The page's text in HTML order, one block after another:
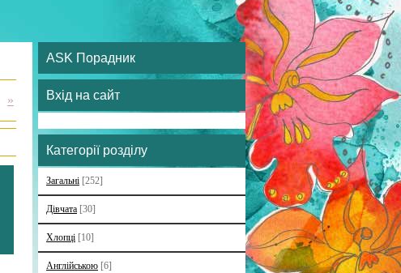
»
ASK Порадник
Вхід на сайт
Категорії розділу
Загальні [252]
Дівчата [30]
Хлопці [10]
Англійською [6]